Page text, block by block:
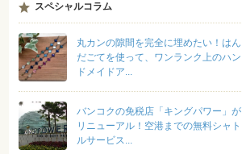
スペシャルコラム
丸カンの隙間を完全に埋めたい！はん
だごてを使って、ワンランク上のハン
ドメイドア...
バンコクの免税店「キングパワー」が
リニューアル！空港までの無料シャト
ルサービス...